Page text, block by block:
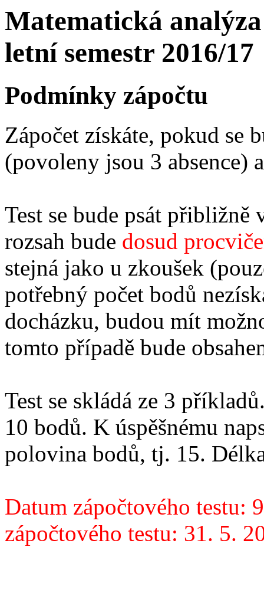
Matematická
letní semestr 2016/17
Podmínky zápočtu
Zápočet získáte, pokud se
(povoleny jsou 3 absence)
Test se bude psát přibližně
rozsah bude dosud
stejná jako u zkoušek
potřebný počet bodů
docházku, budou mít
tomto případě bude
Test se skládá ze 3
10 bodů. K úspěšnému
polovina bodů, tj. 15.
Datum zápočtového testu:
zápočtového testu: 31. 5.